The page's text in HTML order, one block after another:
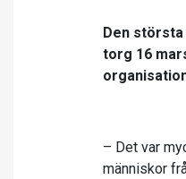
Den
torg 16
– Det var
människor